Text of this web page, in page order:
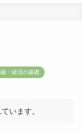
・経済の基礎
います。